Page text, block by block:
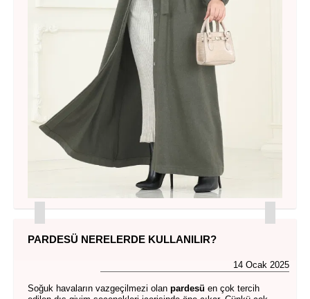
PARDESÜ NERELERDE KULLANILIR?
14 Ocak 2025
Soğuk havaların vazgeçilmezi olan pardesü en çok tercih